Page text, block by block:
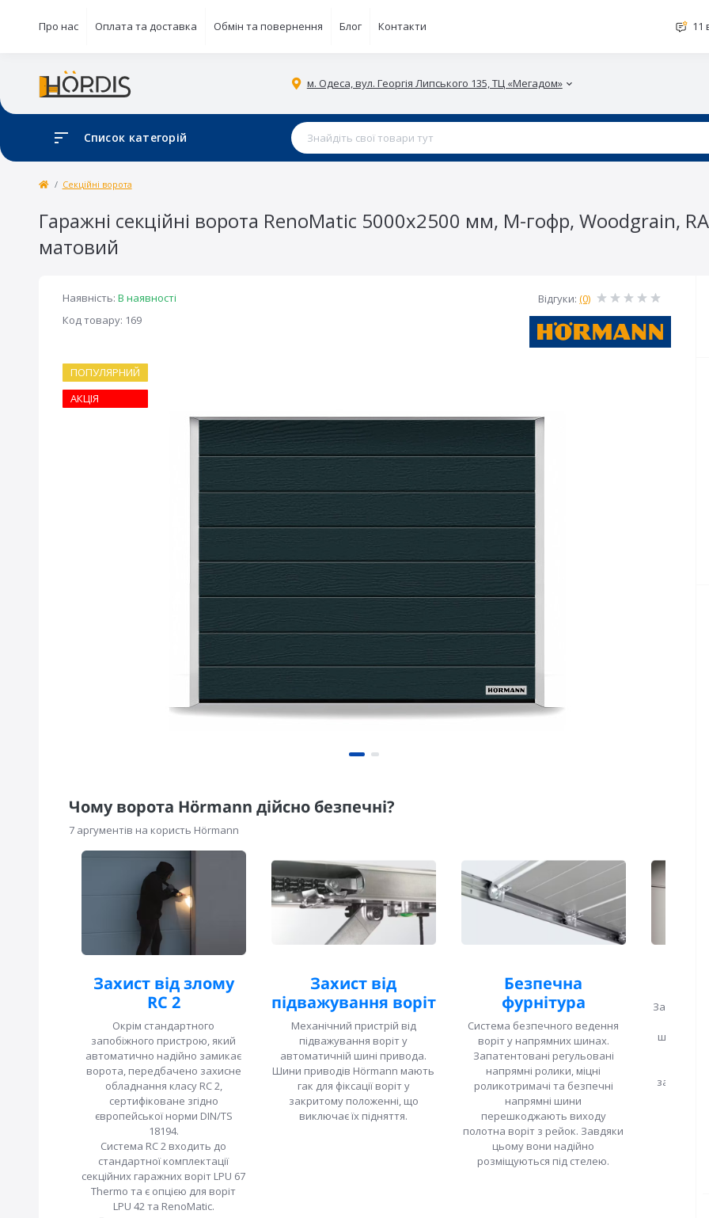
Про нас Оплата та доставка Обмін та повернення Блог Контакти 11
м. Одеса, вул. Георгія Липського 135, ТЦ «Мегадом»
Список категорій
Секційні ворота
Гаражні секційні ворота RenoMatic 5000x2500 мм, М-гофр, Woodgrain,
матовий
Наявність: В наявності
Код товару: 169
Відгуки:(0)
ПОПУЛЯРНИЙ
АКЦІЯ
Чому ворота Hörmann дійсно безпечні?
7 аргументів на користь Hörmann
Захист від злому
RC 2
Окрім стандартного
запобіжного пристрою, який
автоматично надійно замикає
ворота, передбачено захисне
обладнання класу RC 2,
сертифіковане згідно
європейської норми DIN/TS
18194.
Система RC 2 входить до
стандартної комплектації
секційних гаражних воріт LPU 67
Thermo та є опцією для воріт
LPU 42 та RenoMatic.
Захист від
підважування воріт
Механічний пристрій від
підважування воріт у
автоматичній шині привода.
Шини приводів Hörmann мають
гак для фіксації воріт у
закритому положенні, що
виключає їх підняття.
Безпечна
фурнітура
Система безпечного ведення
воріт у напрямних шинах.
Запатентовані регульовані
напрямні ролики, міцні
роликотримачі та безпечні
напрямні шини
перешкоджають виходу
полотна воріт з рейок. Завдяки
цьому вони надійно
розміщуються під стелею.
Захист
формі